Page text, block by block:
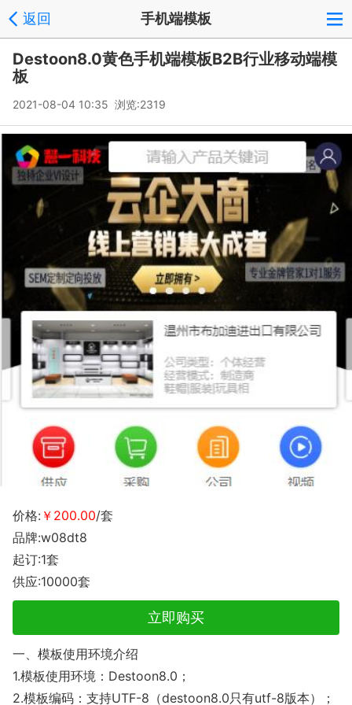
返回 手机端模板
Destoon8.0黄色手机端模板B2B行业移动端模
板
2021-08-04 10:35 浏览:2319
价格: ￥200.00/套
品牌:w08dt8
起订:1套
供应:10000套
立即购买
一、模板使用环境介绍
1.模板使用环境：Destoon8.0；
2.模板编码：支持UTF-8（destoon8.0只有utf-8版本）；